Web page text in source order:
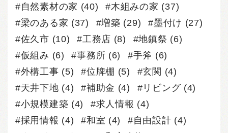
自然素材の家 (40) 木組みの家 (37)
梁のある家 (37) 増築 (29) 墨付け (27)
佐久市 (10) 工務店 (8) 地鎮祭 (6)
仮組み (6) 事務所 (6) 手斧 (6)
外構工事 (5) 位牌棚 (5) 玄関 (4)
天井下地 (4) 補助金 (4) リビング(4)
小規模建築 (4) 求人情報 (4)
採用情報 (4) 和室 (4) 自由設計 (4)